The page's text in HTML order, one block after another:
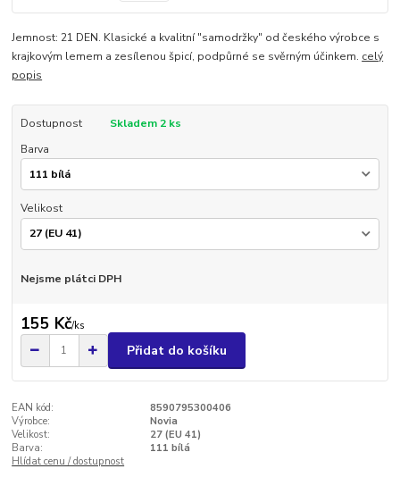
Jemnost: 21 DEN. Klasické a kvalitní "samodržky" od českého výrobce s
krajkovým lemem a zesílenou špicí, podpůrné se svěrným účinkem. celý
popis
Dostupnost
Skladem 2 ks
Barva
Velikost
Nejsme plátci DPH
155 Kč/ks
Přidat do košíku
EAN kód:
8590795300406
Výrobce:
Novia
Velikost:
27 (EU 41)
Barva:
111 bílá
Hlídat cenu / dostupnost